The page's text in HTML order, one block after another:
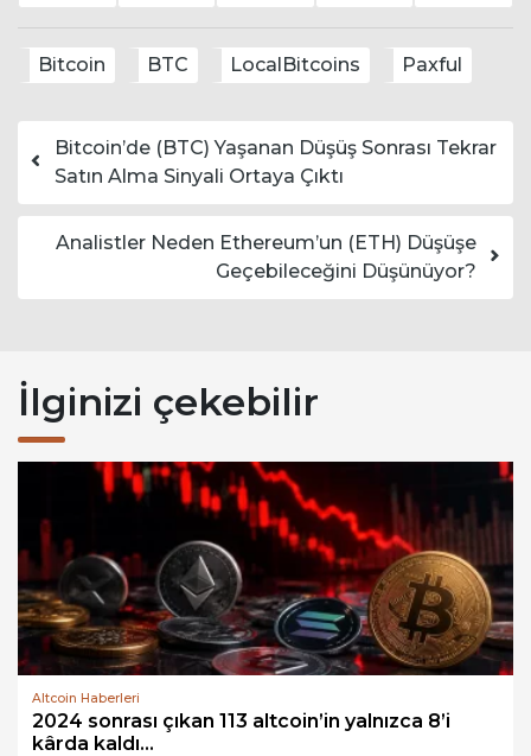
Bitcoin BTC LocalBitcoins Paxful
Yazı dolaşımı
Bitcoin’de (BTC) Yaşanan Düşüş Sonrası Tekrar
Satın Alma Sinyali Ortaya Çıktı
Analistler Neden Ethereum’un (ETH) Düşüşe
Geçebileceğini Düşünüyor?
İlginizi çekebilir
Altcoin Haberleri
2024 sonrası çıkan 113 altcoin’in yalnızca 8’i
kârda kaldı...